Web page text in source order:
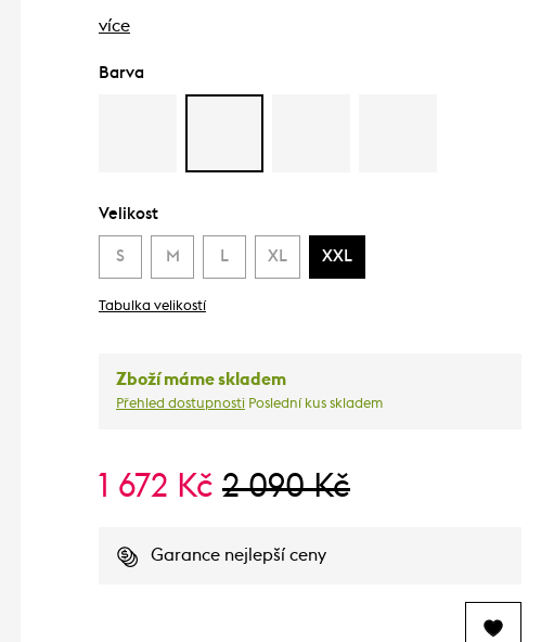
více
Barva
Velikost
S M L XL XXL
Tabulka velikostí
Zboží máme skladem
Přehled dostupnosti Poslední kus skladem
1 672 Kč 2 090 Kč
Garance nejlepší ceny